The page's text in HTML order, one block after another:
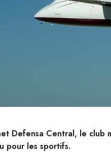
Defensa Central, le club
pour les sportifs.